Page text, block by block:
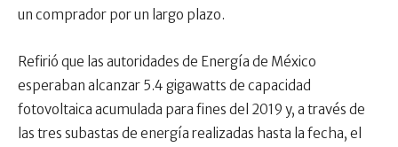
un comprador por un largo plazo.
Refirió que las autoridades de Energía de México
esperaban alcanzar 5.4 gigawatts de capacidad
fotovoltaica acumulada para fines del 2019 y, a través de
las tres subastas de energía realizadas hasta la fecha, el